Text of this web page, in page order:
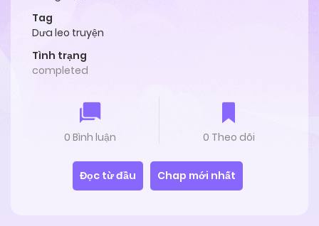
Tag
Dưa leo truyện
Tình trạng
completed
0 Bình luận 0 Theo dõi
Đọc từ đầu Chap mới nhất